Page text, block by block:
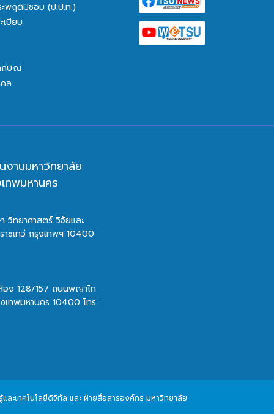
ะพฤติมิชอบ (ป.ป.ท.)
บียบ
กษิณ
ล
งานมหาวิทยาลัย
พมหานคร
วิทยาศาสตร์ วิจัยและ
ชเทวี กรุงเทพฯ 10400
อง 128/157 ถนนพญาไท
เทพมหานคร 10400 โทร :
ะเทคโนโลยีดิจิทัล และ ฝ่ายสื่อสารองค์กร มหาวิทยาลัย